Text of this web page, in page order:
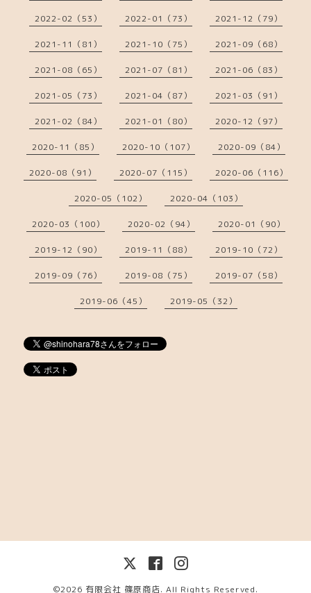
2022-02（53） 2022-01（73） 2021-12（79）
2021-11（81） 2021-10（75） 2021-09（68）
2021-08（65） 2021-07（81） 2021-06（83）
2021-05（73） 2021-04（87） 2021-03（91）
2021-02（84） 2021-01（80） 2020-12（97）
2020-11（85） 2020-10（107） 2020-09（84）
2020-08（91） 2020-07（115） 2020-06（116）
2020-05（102） 2020-04（103）
2020-03（100） 2020-02（94） 2020-01（90）
2019-12（90） 2019-11（88） 2019-10（72）
2019-09（76） 2019-08（75） 2019-07（58）
2019-06（45） 2019-05（32）
©2026 有限会社 篠原商店. All Rights Reserved.